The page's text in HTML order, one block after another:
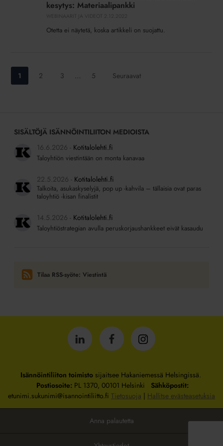
kesytys: Materiaalipankki
Otetta ei näytetä, koska artikkeli on suojattu.
Siirry
sivulle:
1
Siirry
2
Siirry
3 …
Siirry
5 Seuraavat
SISÄLTÖJÄ ISÄNNÖINTILIITON MEDIOISTA
16.6.2026
Kotitalolehti.fi
Taloyhtiön viestintään on monta kanavaa
22.5.2026 Kotitalolehti.fi
Talkoita, asukaskyselyjä, pop up -kahvila – tällaisia ovat paras
taloyhtiö -kisan finalistit
14.5.2026 Kotitalolehti.fi
Taloyhtiöstrategian avulla peruskorjaushankkeet eivät kasaudu
Tilaa RSS-syöte: Viestintä
Isännöintiliitto
LinkedInissä
Isännöintiliitto
Facebookissa
Isännöintiliitto
Instagrammissa
Isännöintiliiton toimistosijaitsee Hakaniemessä Helsingissä.
Postiosoite: PL 1370, 00101 Helsinki Sähköpostit:
etunimi.sukunimi@isannointiliitto.fi Tietosuoja | Hallitse evästeasetuksia
Anna palautetta